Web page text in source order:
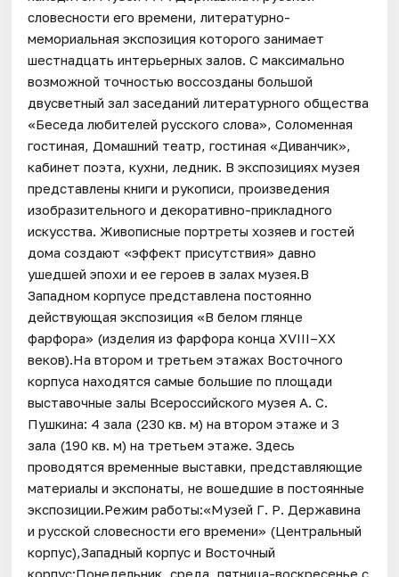
словесности его времени, литературно-
мемориальная экспозиция которого занимает
шестнадцать интерьерных залов. С максимально
возможной точностью воссозданы большой
двусветный зал заседаний литературного общества
«Беседа любителей русского слова», Соломенная
гостиная, Домашний театр, гостиная «Диванчик»,
кабинет поэта, кухни, ледник. В экспозициях музея
представлены книги и рукописи, произведения
изобразительного и декоративно-прикладного
искусства. Живописные портреты хозяев и гостей
дома создают «эффект присутствия» давно
ушедшей эпохи и ее героев в залах музея.В
Западном корпусе представлена постоянно
действующая экспозиция «В белом глянце
фарфора» (изделия из фарфора конца XVIII–ХХ
веков).На втором и третьем этажах Восточного
корпуса находятся самые большие по площади
выставочные залы Всероссийского музея А. С.
Пушкина: 4 зала (230 кв. м) на втором этаже и 3
зала (190 кв. м) на третьем этаже. Здесь
проводятся временные выставки, представляющие
материалы и экспонаты, не вошедшие в постоянные
экспозиции.Режим работы:«Музей Г. Р. Державина
и русской словесности его времени» (Центральный
корпус),Западный корпус и Восточный
корпус:Понедельник, среда, пятница-воскресенье с